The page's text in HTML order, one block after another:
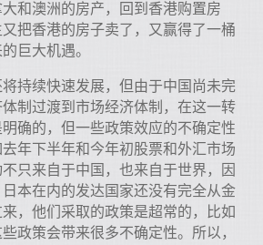
和澳洲的房产，回到香港购置房
把香港的房子卖了，又赢得了一桶
巨大机遇。
持续快速发展，但由于中国尚未完
制过渡到市场经济体制，在这一转
确的，但一些政策效应的不确定性
年下半年和今年初股票和外汇市场
只来自于中国，也来自于世界，因
本在内的发达国家还没有完全从金
，他们采取的政策是超常的，比如
政策会带来很多不确定性。所以，